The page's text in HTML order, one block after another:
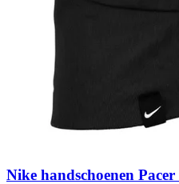
Nike handschoenen